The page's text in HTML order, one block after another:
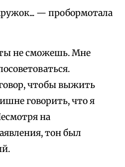
— пробормотала
не сможешь. Мне
чтобы выжить
говорить, что я
на
тон был